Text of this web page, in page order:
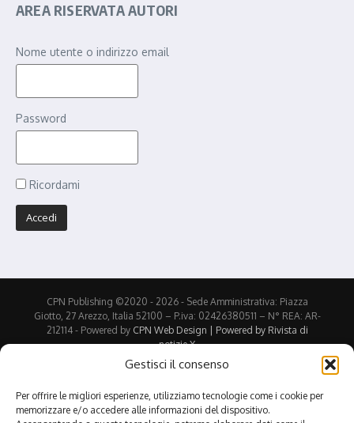
Gestisci il consenso
Per offrire le migliori esperienze, utilizziamo tecnologie come i cookie per
memorizzare e/o accedere alle informazioni del dispositivo.
AREA RISERVATA AUTORI
Nome utente o indirizzo email
Password
Ricordami
CPN Publishing ©2020 - 2026 - Sede Amministrativa: Piazza
Giotto, 27 Arezzo, Italia 52100 – P.iva: 02426380511 – N° REA: AR-
212114 - Powered by CPN Web Design | Powered by Rivista di
notizie X
eBook
Condividi: